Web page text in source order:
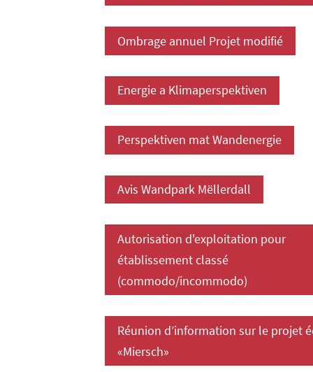
Ombrage annuel Projet modifié
Energie a Klimaperspektiven
Perspektiven mat Wandenergie
Avis Wandpark Mëllerdall
Autorisation d'exploitation pour
établissement classé
(commodo/incommodo)
Réunion d’information sur le projet
«Miersch»